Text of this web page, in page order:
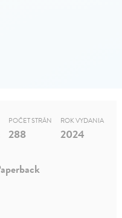
POČET STRÁN
288
ROK VYDANIA
2024